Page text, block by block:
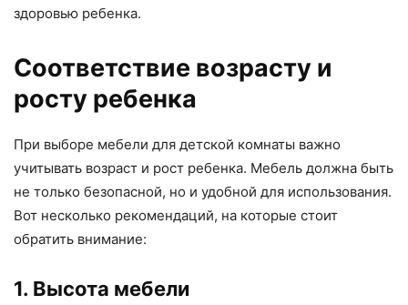
здоровью ребенка.
Соответствие возрасту и
росту ребенка
При выборе мебели для детской комнаты важно
учитывать возраст и рост ребенка. Мебель должна быть
не только безопасной, но и удобной для использования.
Вот несколько рекомендаций, на которые стоит
обратить внимание:
1. Высота мебели